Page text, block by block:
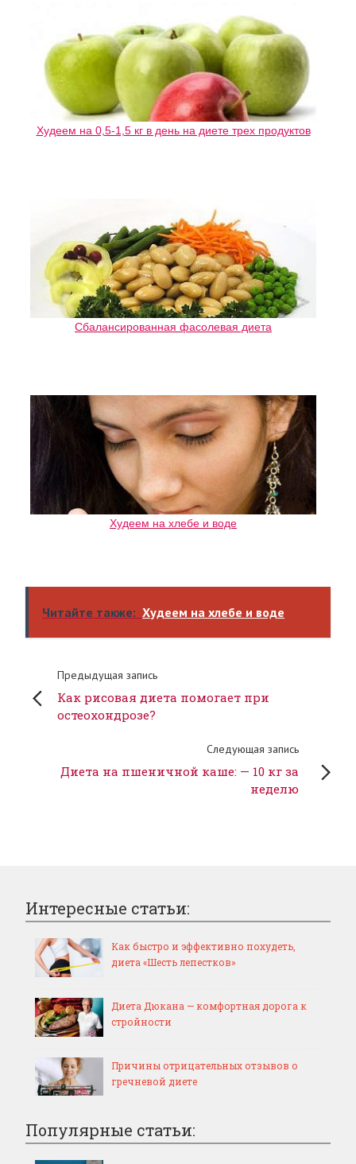
Худеем на 0,5-1,5 кг в день на диете трех продуктов
Сбалансированная фасолевая диета
Худеем на хлебе и воде
Читайте также: Худеем на хлебе и воде
Предыдущая запись
Как рисовая диета помогает при
остеохондрозе?
Следующая запись
Диета на пшеничной каше: — 10 кг за
неделю
Интересные статьи:
Как быстро и эффективно похудеть,
диета «Шесть лепестков»
Диета Дюкана — комфортная дорога к
стройности
Причины отрицательных отзывов о
гречневой диете
Популярные статьи: